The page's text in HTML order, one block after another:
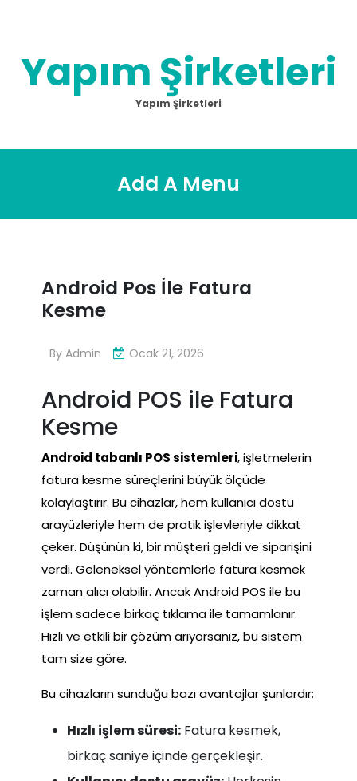
Yapım Şirketleri
Yapım Şirketleri
Add A Menu
Android Pos İle Fatura
Kesme
By Admin Ocak 21, 2026
Android POS ile Fatura
Kesme
Android tabanlı POS sistemleri, işletmelerin
fatura kesme süreçlerini büyük ölçüde
kolaylaştırır. Bu cihazlar, hem kullanıcı dostu
arayüzleriyle hem de pratik işlevleriyle dikkat
çeker. Düşünün ki, bir müşteri geldi ve siparişini
verdi. Geleneksel yöntemlerle fatura kesmek
zaman alıcı olabilir. Ancak Android POS ile bu
işlem sadece birkaç tıklama ile tamamlanır.
Hızlı ve etkili bir çözüm arıyorsanız, bu sistem
tam size göre.
Bu cihazların sunduğu bazı avantajlar şunlardır:
Hızlı işlem süresi: Fatura kesmek,
birkaç saniye içinde gerçekleşir.